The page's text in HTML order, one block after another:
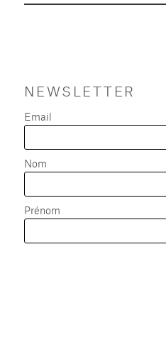
NEWSLETTER
Email
Nom
Prénom